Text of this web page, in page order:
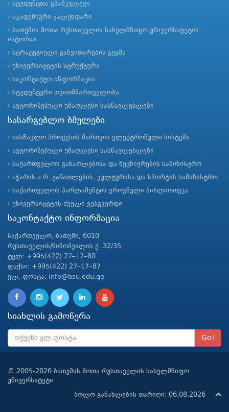
სტუდენტთა გზამკვლევი
აკადემიური კალენდარი
ბათუმის შოთა რუსთაველის სახელმწიფო უნივერსიტეტის
ისტორია
სტრატეგიული განვითარების გეგმა
უნივერსიტეტის სტრუქტურა
საკონტაქტო ინფორმაცია
სტუდენტური თვითმმართველობა
ავტორიზებული უმაღლესი სასწავლებლები
სასარგებლო ბმულები
სასწავლო პროცესის მართვის ელექტრონული სისტემა
ავტორიზებული უმაღლესი სასწავლებლები
საქართველოს განათლებისა და მეცნიერების სამინისტრო
აჭარის ა.რ. განათლების, კულტურისა და სპორტის სამინისტრო
საქართველოს პარლამენტის ეროვნული ბიბლიოთეკა
უნივერსიტეტის ძველი ვებგვერდი
საკონტაქტო ინფორმაცია
საქართველო, ბათუმი, 6010
რუსთაველის/ნინოშვილის ქ. 32/35
ტელ: +995(422) 27–17–80
ფაქსი: +995(422) 27–17–87
ელ. ფოსტა: info@bsu.edu.ge
სიახლის გამოწერა
Go!
© 2005-2026 ბათუმის შოთა რუსთაველის სახელმწიფო
უნივერსიტეტი
ბოლო განახლების თარიღი: 06.08.2026